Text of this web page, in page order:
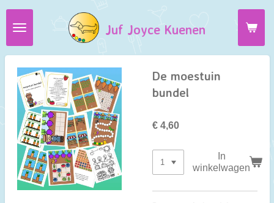
Ga
direct
de
hoofdinhoud
Juf Joyce Kuenen
De moestuin
bundel
€ 4,60
In
winkelwagen